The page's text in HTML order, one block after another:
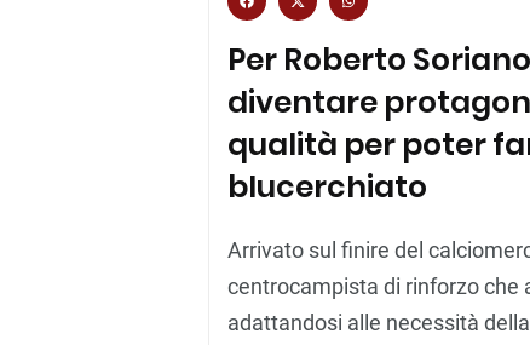
Per Roberto
diventare
qualità per poter
blucerchiato
Arrivato sul finire del
centrocampista di rinforzo che
adattandosi alle necessità